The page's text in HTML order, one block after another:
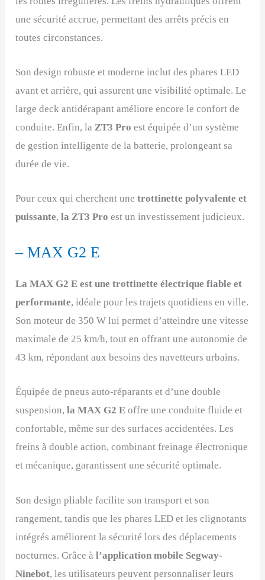
une sécurité accrue, permettant des arrêts précis en
toutes circonstances.
Son design robuste et moderne inclut des phares LED
avant et arrière, qui assurent une visibilité optimale. Le
large deck antidérapant améliore encore le confort de
conduite. Enfin, la ZT3 Pro est équipée d’un système
de gestion intelligente de la batterie, prolongeant sa
durée de vie.
Pour ceux qui cherchent unetrottinette polyvalente et
puissante,la ZT3 Pro est un investissement judicieux.
– MAX G2 E
La MAX G2 E est une trottinette électrique fiable et
performante, idéale pour les trajets quotidiens en ville.
Son moteur de 350 W lui permet d’atteindre une vitesse
maximale de 25 km/h, tout en offrant une autonomie de
43 km, répondant aux besoins des navetteurs urbains.
Équipée de pneus auto-réparants et d’une double
suspension,la MAX G2 E offre une conduite fluide et
confortable, même sur des surfaces accidentées. Les
freins à double action, combinant freinage électronique
et mécanique, garantissent une sécurité optimale.
Son design pliable facilite son transport et son
rangement, tandis que les phares LED et les clignotants
intégrés améliorent la sécurité lors des déplacements
nocturnes. Grâce àl’application mobile Segway-
Ninebot, les utilisateurs peuvent personnaliser leurs